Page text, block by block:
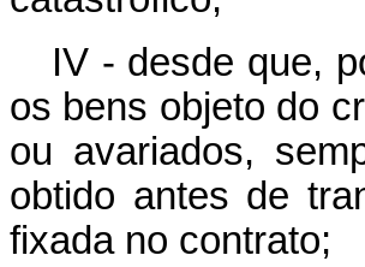
IV - desde que,
os bens objeto do
ou avariados,
obtido antes de
fixada no contrato;